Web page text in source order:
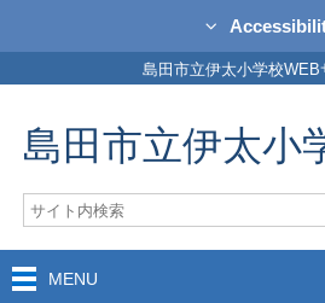
島田市立伊太小学校WEB
島田市立伊太小
MENU